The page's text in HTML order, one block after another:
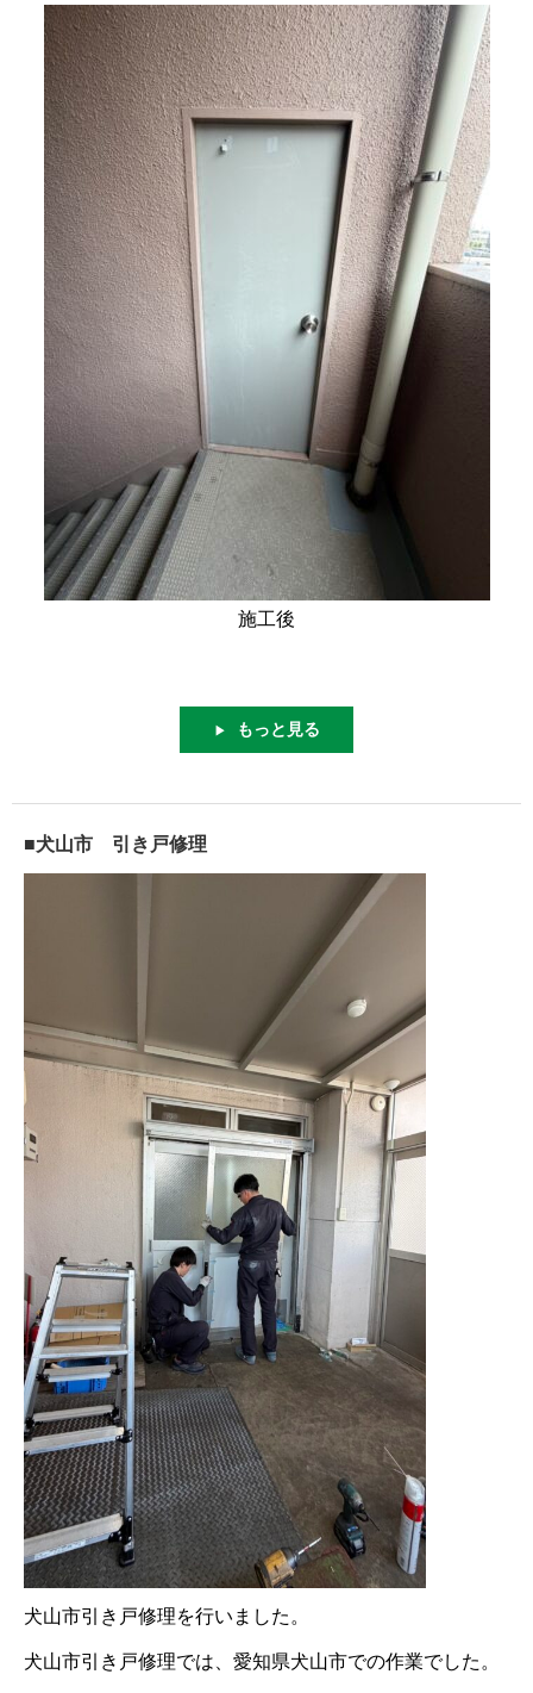
施工後
▶ もっと見る
■犬山市 引き戸修理
犬山市引き戸修理を行いました。
犬山市引き戸修理では、愛知県犬山市での作業でした。